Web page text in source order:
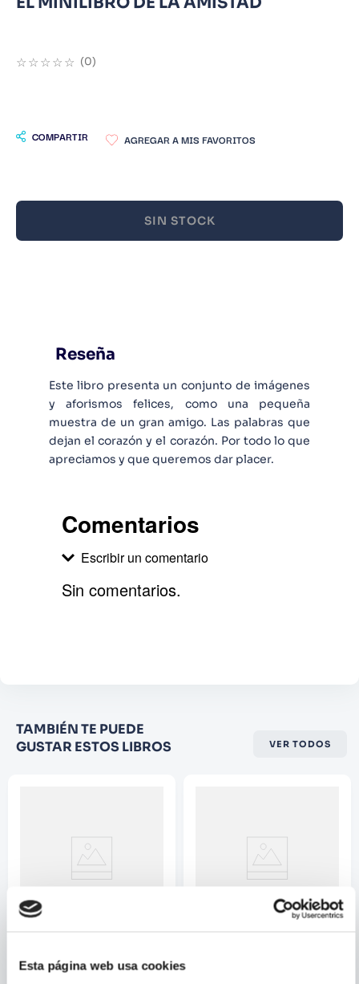
Esta página web usa cookies
☆☆☆☆☆ (0)
COMPARTIR
SIN STOCK
Reseña
Este libro presenta un conjunto de imágenes
y aforismos felices, como una pequeña
muestra de un gran amigo. Las palabras que
dejan el corazón y el corazón. Por todo lo que
apreciamos y que queremos dar placer.
Comentarios
Escribir un comentario
Califique el producto de 1 a 5
estrellas
Correo electrónico
Sin comentarios.
TAMBIÉN TE PUEDE
GUSTAR ESTOS LIBROS
VER TODOS